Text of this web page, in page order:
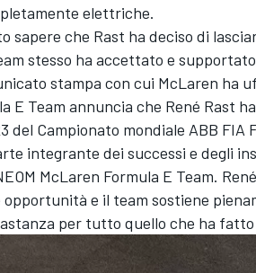
elettriche.
sapere che Rast ha deciso di
stesso ha accettato e
stampa con cui McLaren ha
E Team annuncia che René Rast
del Campionato mondiale ABB FIA
integrante dei successi e degli
McLaren Formula E Team.
e il team sostiene
per tutto quello che ha